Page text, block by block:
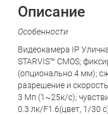
Описание
Особенности
Видеокамера IP
STARVIS™ CMOS;
(опционально 4 мм);
разрешение и
3 Мп (1~25к/с);
0.3 лк/F1.6(цвет, 1/30